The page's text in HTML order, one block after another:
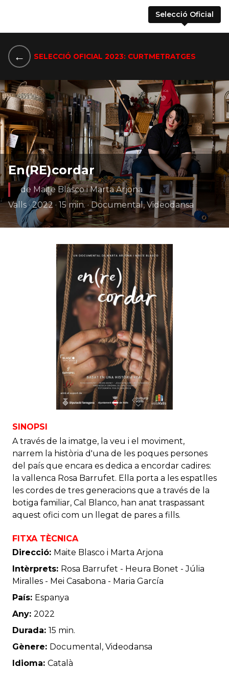
Selecció Oficial
← SELECCIÓ OFICIAL 2023: CURTMETRATGES
En(RE)cordar
de Maite Blasco i Marta Arjona
Valls · 2022 · 15 min. · Documental, Videodansa
SINOPSI
A través de la imatge, la veu i el moviment,
narrem la història d'una de les poques persones
del país que encara es dedica a encordar cadires:
la vallenca Rosa Barrufet. Ella porta a les espatlles
les cordes de tres generacions que a través de la
botiga familiar, Cal Blanco, han anat traspassant
aquest ofici com un llegat de pares a fills.
FITXA TÈCNICA
Direcció: Maite Blasco i Marta Arjona
Intèrprets: Rosa Barrufet - Heura Bonet - Júlia
Miralles - Mei Casabona - Maria García
País: Espanya
Any: 2022
Durada: 15 min.
Gènere: Documental, Videodansa
Idioma: Català